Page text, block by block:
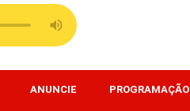
ANUNCIE PROGRAMAÇÃO